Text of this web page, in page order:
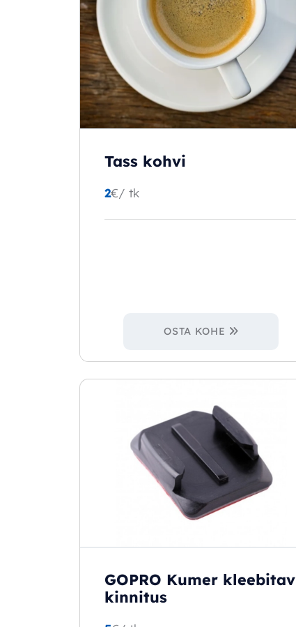
Tass kohvi
2€/ tk
OSTA KOHE
GOPRO Kumer kleebitav
kinnitus